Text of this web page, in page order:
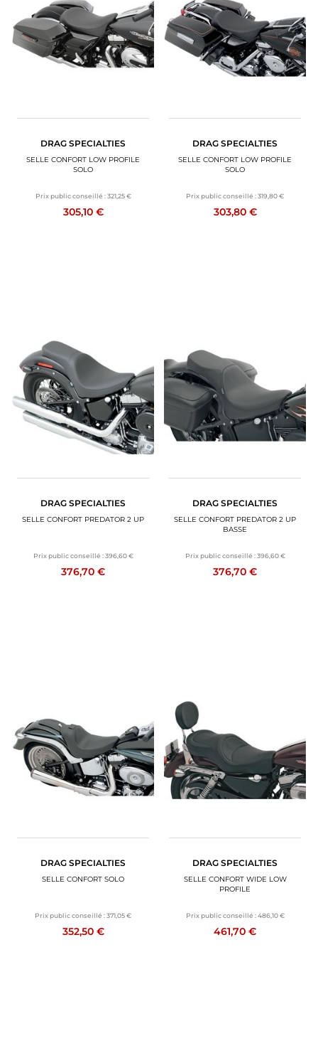
DRAG SPECIALTIES
SELLE CONFORT LOW PROFILE
SOLO
Prix public conseillé : 321,25 €
305,10 €
DRAG SPECIALTIES
SELLE CONFORT LOW PROFILE
SOLO
Prix public conseillé :319,80 €
303,80 €
DRAG SPECIALTIES
SELLE CONFORT PREDATOR 2 UP
Prix public conseillé : 396,60 €
376,70 €
DRAG SPECIALTIES
SELLE CONFORT PREDATOR 2 UP
BASSE
Prix public conseillé : 396,60 €
376,70 €
DRAG SPECIALTIES
SELLE CONFORT SOLO
Prix public conseillé :371,05 €
352,50 €
DRAG SPECIALTIES
SELLE CONFORT WIDE LOW
PROFILE
Prix public conseillé : 486,10 €
461,70 €